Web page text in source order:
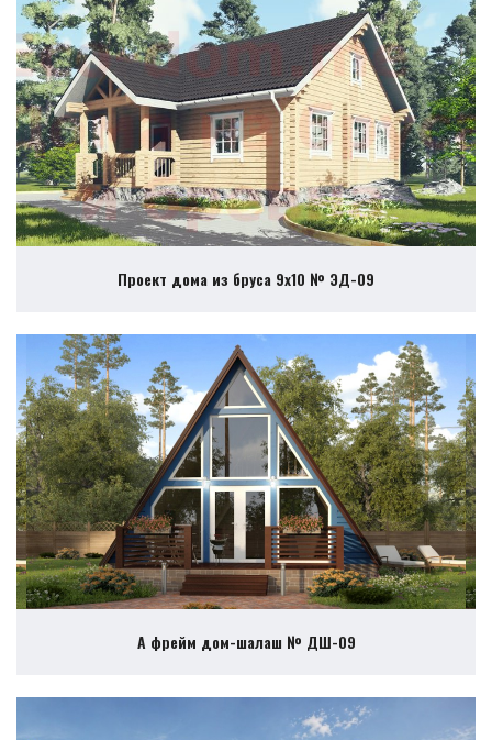
Проект дома из бруса 9х10 № ЭД-09
А фрейм дом-шалаш № ДШ-09